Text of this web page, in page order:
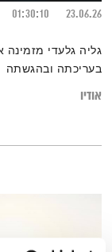
23.06.26
01:30:10
גליה גלעדי
בעריכתה ובהגשתה
אודיו